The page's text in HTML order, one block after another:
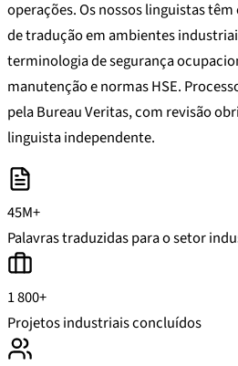
operações. Os nossos linguistas
de tradução em ambientes
terminologia de segurança
manutenção e normas HSE.
pela Bureau Veritas, com revisão
linguista independente.
45M+
Palavras traduzidas para o setor
1 800+
Projetos industriais concluídos